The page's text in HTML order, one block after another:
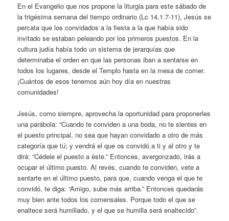
En el Evangelio que nos propone la liturgia para este sábado de
la trigésima semana del tiempo ordinario (Lc 14,1.7-11), Jesús se
percata que los convidados a la fiesta a la que había sido
invitado se estaban peleando por los primeros puestos. En la
cultura judía había todo un sistema de jerarquías que
determinaba el orden en que las personas iban a sentarse en
todos los lugares, desde el Templo hasta en la mesa de comer.
¡Cuántos de esos tenemos aún hoy día en nuestras
comunidades!
Jesús, como siempre, aprovecha la oportunidad para proponerles
una parábola: “Cuando te conviden a una boda, no te sientes en
el puesto principal, no sea que hayan convidado a otro de más
categoría que tú; y vendrá el que os convidó a ti y al otro y te
dirá: “Cédele el puesto a éste.” Entonces, avergonzado, irás a
ocupar el último puesto. Al revés, cuando te conviden, vete a
sentarte en el último puesto, para que, cuando venga el que te
convidó, te diga: “Amigo, sube más arriba.” Entonces quedarás
muy bien ante todos los comensales. Porque todo el que se
enaltece será humillado, y el que se humilla será enaltecido”.